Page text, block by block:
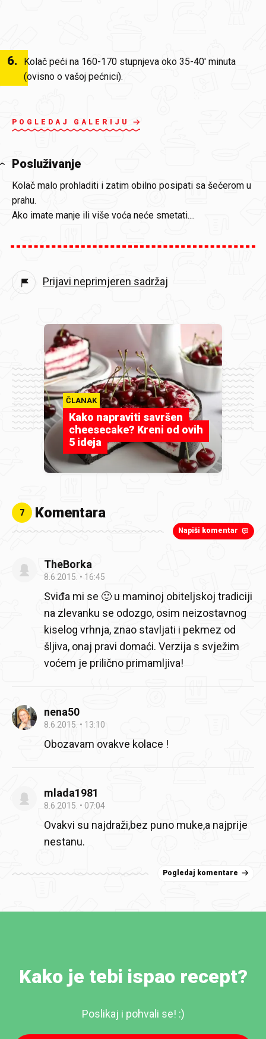
6.
Kolač peći na 160-170 stupnjeva oko 35-40' minuta
(ovisno o vašoj pećnici).
POGLEDAJ GALERIJU
Posluživanje
Kolač malo prohladiti i zatim obilno posipati sa šećerom u
prahu.
Ako imate manje ili više voća neće smetati....
Prijavi neprimjeren sadržaj
ČLANAK
Kako napraviti savršen
cheesecake? Kreni od ovih
5 ideja
7 Komentara
Napiši komentar
TheBorka
8.6.2015. 16:45
Sviđa mi se 🙂 u maminoj obiteljskoj tradiciji
na zlevanku se odozgo, osim neizostavnog
kiselog vrhnja, znao stavljati i pekmez od
šljiva, onaj pravi domaći. Verzija s svježim
voćem je prilično primamljiva!
nena50
8.6.2015. 13:10
Obozavam ovakve kolace !
mlada1981
8.6.2015. 07:04
Ovakvi su najdraži,bez puno muke,a najprije
nestanu.
Pogledaj komentare
Kako je tebi ispao recept?
Poslikaj i pohvali se! :)